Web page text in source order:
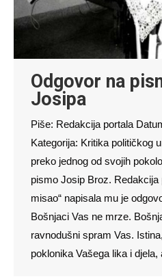
Odgovor na
Josipa
Piše: Redakcija portala
Kategorija: Kritika političkog
preko jednog od svojih
pismo Josip Broz. Redakcija
misao“ napisala mu je
Bošnjaci Vas ne mrze.
ravnodušni spram Vas.
poklonika Vašega lika i